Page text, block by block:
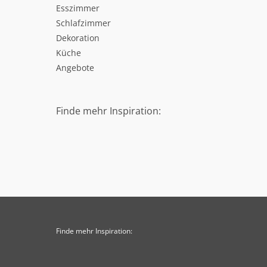
Esszimmer
Schlafzimmer
Dekoration
Küche
Angebote
Finde mehr Inspiration:
Finde mehr Inspiration: